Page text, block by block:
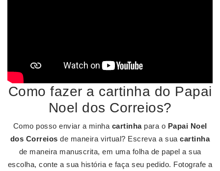
Como fazer a cartinha do Papai
Noel dos Correios?
Como posso enviar a minha cartinhapara o Papai Noel
dos Correios de maneira virtual? Escreva a suacartinha
de maneira manuscrita, em uma folha de papel a sua
escolha, conte a sua história e faça seu pedido. Fotografe a